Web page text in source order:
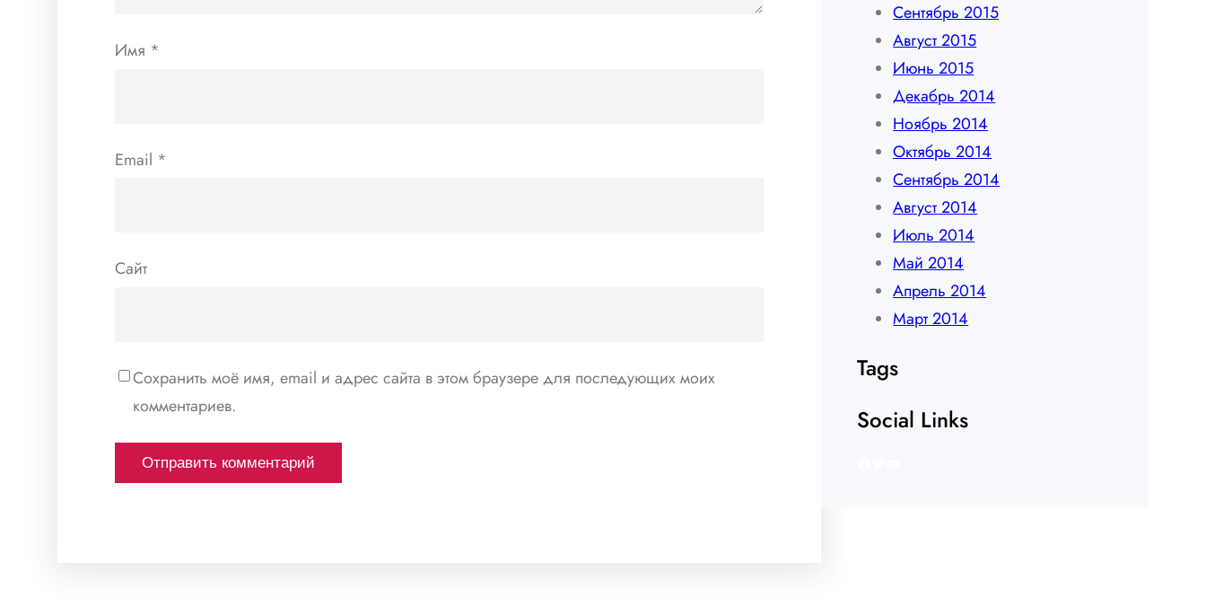
Имя *
Email *
Сайт
Сохранить моё имя, email и адрес сайта в этом браузере для последующих моих
комментариев.
Сентябрь 2015
Август 2015
Июнь 2015
Декабрь 2014
Ноябрь 2014
Октябрь 2014
Сентябрь 2014
Август 2014
Июль 2014
Май 2014
Апрель 2014
Март 2014
Tags
Social Links